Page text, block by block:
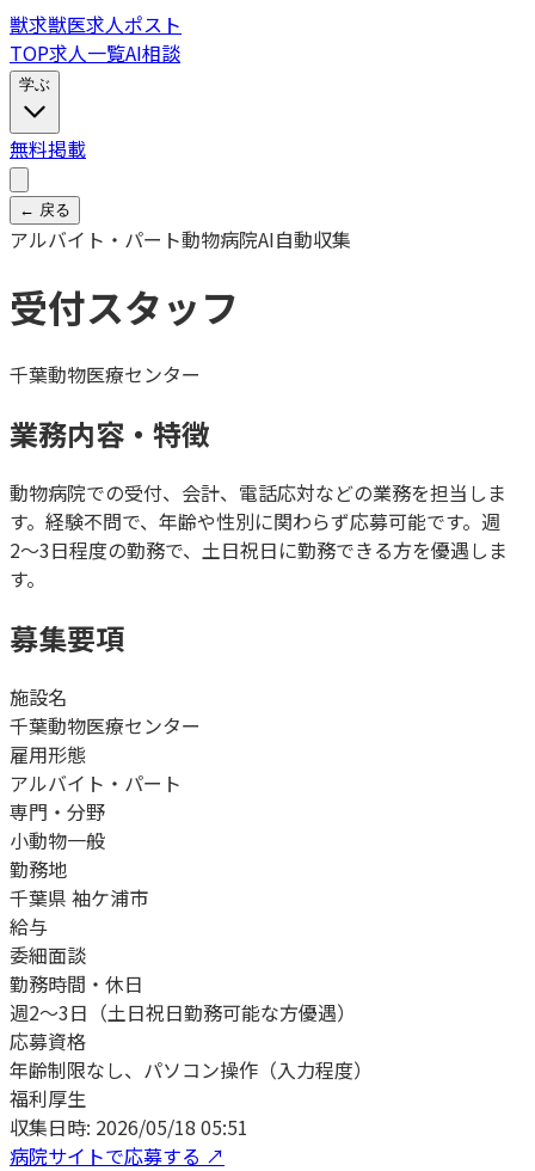
獣求獣医求人ポスト
TOP求人一覧AI相談
学ぶ
無料掲載
← 戻る
アルバイト・パート動物病院AI自動収集
受付スタッフ
千葉動物医療センター
業務内容・特徴
動物病院での受付、会計、電話応対などの業務を担当しま
す。経験不問で、年齢や性別に関わらず応募可能です。週
2〜3日程度の勤務で、土日祝日に勤務できる方を優遇しま
す。
募集要項
施設名
千葉動物医療センター
雇用形態
アルバイト・パート
専門・分野
小動物一般
勤務地
千葉県 袖ケ浦市
給与
委細面談
勤務時間・休日
週2〜3日（土日祝日勤務可能な方優遇）
応募資格
年齢制限なし、パソコン操作（入力程度）
福利厚生
収集日時: 2026/05/18 05:51
病院サイトで応募する ↗